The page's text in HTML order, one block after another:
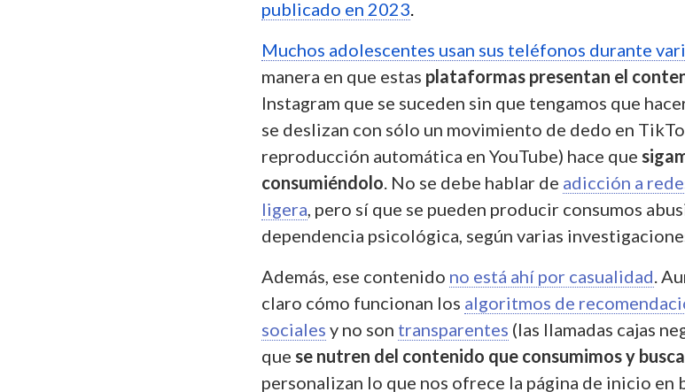
publicado en 2023
Muchos adolescentes usan sus teléfonos durante
manera en que estas plataformas presentan el
Instagram que se suceden sin que tengamos que
se deslizan con sólo un movimiento de dedo en
reproducción automática en YouTube) hace que
consumiéndolo . No se debe hablar de adicción a
ligera , pero sí que se pueden producir consumos
dependencia psicológica, según varias
Además, ese contenido no está ahí por casualidad .
claro cómo funcionan los algoritmos de
sociales y no son transparentes (las llamadas cajas
que se nutren del contenido que consumimos y
personalizan lo que nos ofrece la página de inicio en